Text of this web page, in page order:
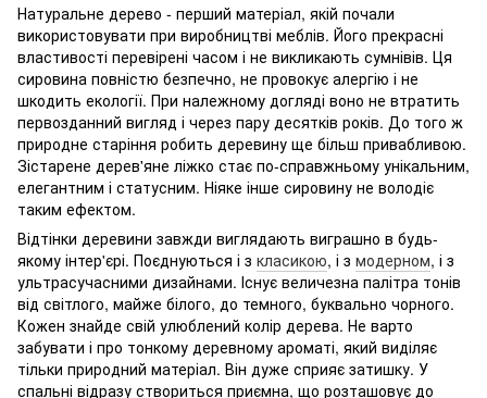
Натуральне дерево - перший матеріал, якій почали
використовувати при виробництві меблів. Його прекрасні
властивості перевірені часом і не викликають сумнівів. Ця
сировина повністю безпечно, не провокує алергію і не
шкодить екології. При належному догляді воно не втратить
первозданний вигляд і через пару десятків років. До того ж
природне старіння робить деревину ще більш привабливою.
Зістарене дерев'яне ліжко стає по-справжньому унікальним,
елегантним і статусним. Ніяке інше сировину не володіє
таким ефектом.
Відтінки деревини завжди виглядають виграшно в будь-
якому інтер'єрі. Поєднуються і з класикою, і з модерном, і з
ультрасучасними дизайнами. Існує величезна палітра тонів
від світлого, майже білого, до темного, буквально чорного.
Кожен знайде свій улюблений колір дерева. Не варто
забувати і про тонкому деревному ароматі, який виділяє
тільки природний матеріал. Він дуже сприяє затишку. У
спальні відразу створиться приємна, що розташовує до